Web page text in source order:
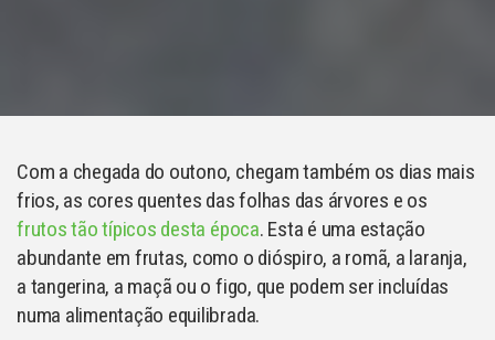
Com a chegada do outono, chegam também os dias mais
frios, as cores quentes das folhas das árvores e os
frutos tão típicos desta época. Esta é uma estação
abundante em frutas, como o dióspiro, a romã, a laranja,
a tangerina, a maçã ou o figo, que podem ser incluídas
numa alimentação equilibrada.